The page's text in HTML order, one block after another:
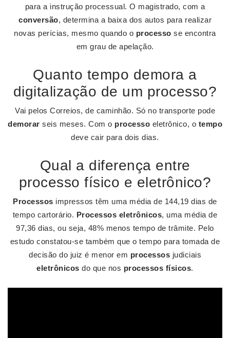
para a instrução processual. O magistrado, com a
conversão, determina a baixa dos autos para realizar
novas perícias, mesmo quando o processo se encontra
em grau de apelação.
Quanto tempo demora a
digitalização de um processo?
Vai pelos Correios, de caminhão. Só no transporte pode
demorar seis meses. Com o processo eletrônico, o tempo
deve cair para dois dias.
Qual a diferença entre
processo físico e eletrônico?
Processos impressos têm uma média de 144,19 dias de
tempo cartorário. Processos eletrônicos, uma média de
97,36 dias, ou seja, 48% menos tempo de trâmite. Pelo
estudo constatou-se também que o tempo para tomada de
decisão do juiz é menor em processos judiciais
eletrônicos do que nos processos físicos.